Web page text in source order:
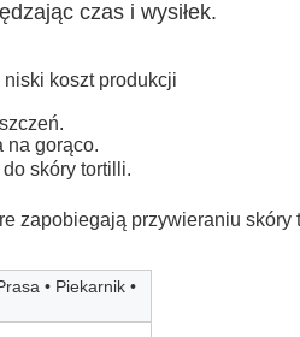
czas i wysiłek.
koszt produkcji
na gorąco.
skóry tortilli.
zapobiegają przywieraniu skóry
• Piekarnik •